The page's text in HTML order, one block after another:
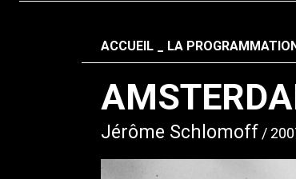
Fil d'ariane
ACCUEIL LA
Jérôme Schlomoff